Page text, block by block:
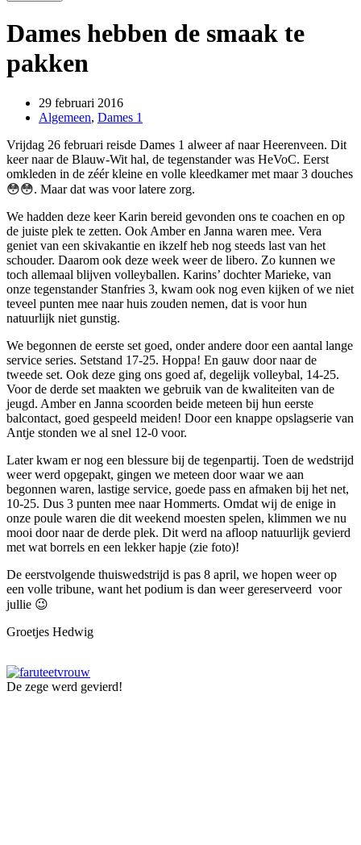
Dames hebben de smaak te
pakken
29 februari 2016
Algemeen, Dames 1
Vrijdag 26 februari reisde Dames 1 alweer af naar Heerenveen. Dit
keer naar de Blauw-Wit hal, de tegenstander was HeVoC. Eerst
omkleden in de zéér kleine en volle kleedkamer met maar 3 douches
😳😳. Maar dat was voor latere zorg.
We hadden deze keer Karin bereid gevonden ons te coachen en op
de juiste plek te zetten. Ook Amber en Janna waren mee. Vera
geniet van een skivakantie en ikzelf heb nog steeds last van het
schouder. Daarom ook deze week weer de libero. Zo kunnen we
toch allemaal blijven volleyballen. Karins’ dochter Marieke, van
onze tegenstander Stanfries 3, kwam ook nog even kijken of we niet
teveel punten mee naar huis zouden nemen, dat is voor hun
natuurlijk niet gunstig.
We begonnen de eerste set goed, onder andere door een aantal lange
service series. Setstand 17-25. Hoppa! En gauw door naar de
tweede set. Ook deze ging ons goed af, degelijk volleybal, 14-25.
Voor de derde set maakten we gebruik van de kwaliteiten van de
jeugd. Amber en Janna scoorden beide meteen bij hun eerste
balcontact, goed gespeeld meiden! Door een knappe opslagserie van
Antje stonden we al snel 12-0 voor.
Later kwam er nog een blessure bij de tegenpartij. Toen de wedstrijd
weer werd opgepakt, gingen we meteen door waar we aan
begonnen waren, lastige service, goede pass en afmaken bij het net,
10-25. Dus 3 punten mee naar Hommerts. Omdat wij de enige in
onze poule waren die dit weekend moesten spelen, klimmen we nu
mooi door naar de derde plek. Dit werd na afloop natuurlijk gevierd
met wat borrels en een lekker hapje (zie foto)!
De eerstvolgende thuiswedstrijd is pas 8 april, we hopen weer op
een volle tribune, want het podium is dan weer gereserveerd voor
jullie 😉
Groetjes Hedwig
De zege werd gevierd!